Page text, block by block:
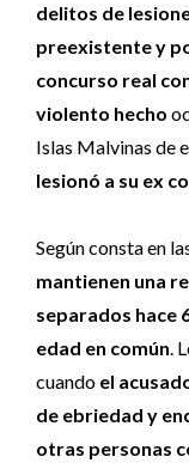
delitos de
preexistente y
concurso real
violento hecho
Islas Malvinas de
lesionó a su ex
Según consta en
mantienen una
separados hace
edad en común.
cuando el
de ebriedad y
otras personas